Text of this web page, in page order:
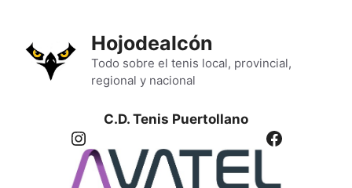
contenido
Hojodealcón
Todo sobre el tenis local, provincial,
regional y nacional
C.D. Tenis Puertollano
Instagram Facebook